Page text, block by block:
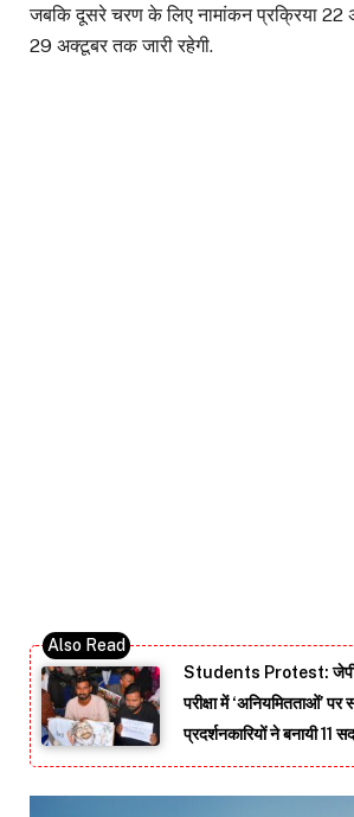
जबकि दूसरे चरण के लिए नामांकन प्रक्रिया
29 अक्टूबर तक जारी रहेगी.
Students Protest:
परीक्षा में ‘अनियमितताओं’ पर
प्रदर्शनकारियों ने बनायी 11